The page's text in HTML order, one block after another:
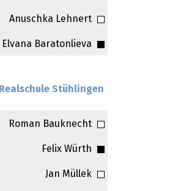
Anuschka Lehnert
Elvana Baratonlieva
Realschule Stühlingen
Roman Bauknecht
Felix Würth
Jan Müllek